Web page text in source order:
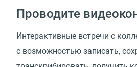
Проводите
Интерактивные встречи с
с возможностью записать,